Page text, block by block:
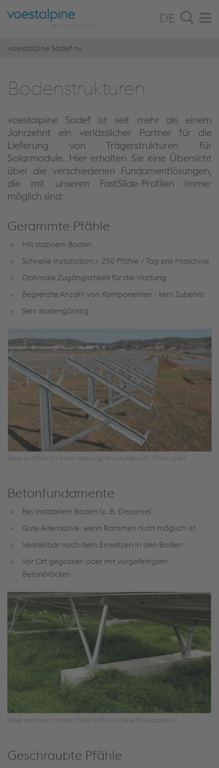
DE
voestalpine Sadef nv
Bo­den­struk­tu­ren
voestalpine Sadef ist seit mehr als einem
Jahrzehnt ein verlässlicher Partner für die
Lieferung von Trägerstrukturen für
Solarmodule. Hier erhalten Sie eine Übersicht
über die verschiedenen Fundamentlösungen,
die mit unseren FastSlide-Profilen immer
möglich sind:
Gerammte Pfähle
Mit stabilem Boden
Schnelle Installation:> 250 Pfähle / Tag pro Maschine
Optimale Zugänglichkeit für die Wartung
Begrenzte Anzahl von Komponenten - kein Zubehör
Sehr kostengünstig
Steel profiles for solar mouting structures with driven piles
Betonfundamente
Bei instabilem Boden (z. B. Deponie)
Gute Alternative, wenn Rammen nicht möglich ist
Verstellbar nach dem Einsetzen in den Boden
Vor Ort gegossen oder mit vorgefertigten
Betonblöcken
Steel profiles for solar Field with concrete foundations
Geschraubte Pfähle